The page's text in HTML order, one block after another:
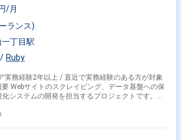
/月
ランス)
丁目駅
Ruby
務経験2年以上 / 直近で実務経験のある方が対象
Webサイトのスクレイピング、データ基盤への保
システムの開発を担当するプロジェクトです。社
アーキテクチャの設計・開発に携わります。 ■具